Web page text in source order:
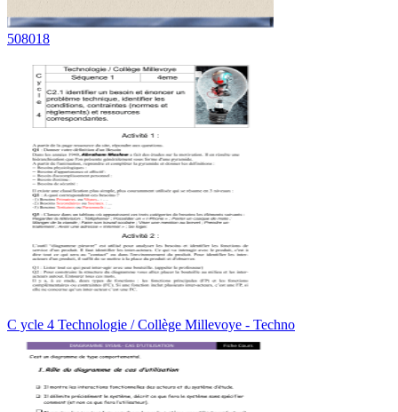
508018
C ycle 4 Technologie / Collège Millevoye - Techno